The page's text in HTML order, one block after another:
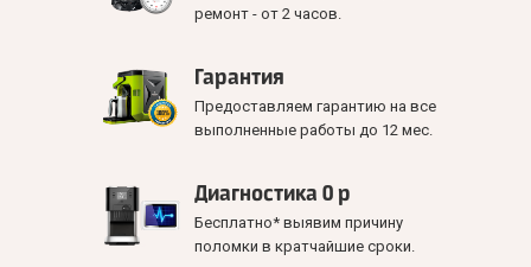
ремонт - от 2 часов.
Гарантия
Предоставляем гарантию на все
выполненные работы до 12 мес.
Диагностика 0 р
Бесплатно* выявим причину
поломки в кратчайшие сроки.